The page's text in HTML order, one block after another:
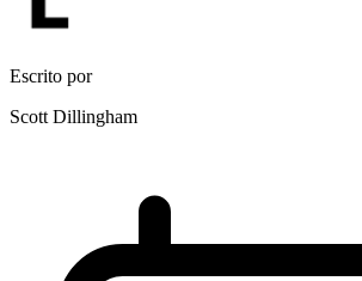
Escrito por
Scott Dillingham